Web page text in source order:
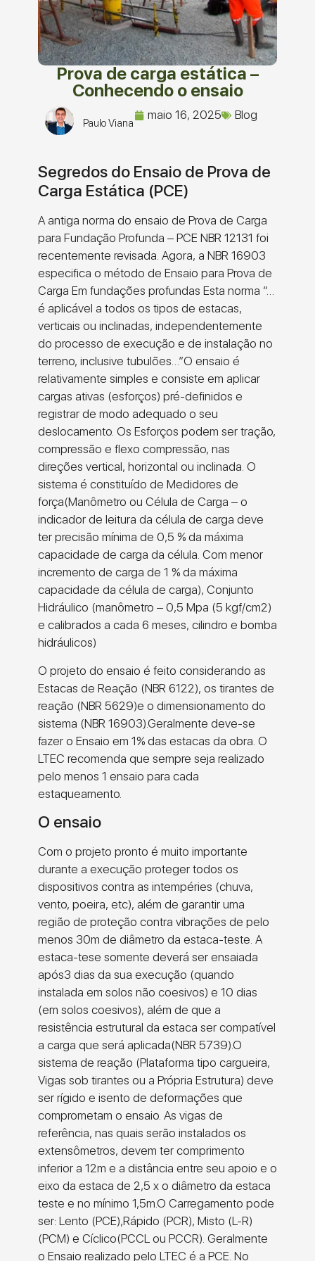
Prova de carga estática –
Conhecendo o ensaio
Paulo Viana
maio 16, 2025 Blog
Segredos do Ensaio de Prova de
Carga Estática (PCE)
A antiga norma do ensaio de Prova de Carga
para Fundação Profunda – PCE NBR 12131 foi
recentemente revisada. Agora, a NBR 16903
especifica o método de Ensaio para Prova de
Carga Em fundações profundas Esta norma “…
é aplicável a todos os tipos de estacas,
verticais ou inclinadas, independentemente
do processo de execução e de instalação no
terreno, inclusive tubulões…”O ensaio é
relativamente simples e consiste em aplicar
cargas ativas (esforços) pré-definidos e
registrar de modo adequado o seu
deslocamento. Os Esforços podem ser tração,
compressão e flexo compressão, nas
direções vertical, horizontal ou inclinada. O
sistema é constituído de Medidores de
força(Manômetro ou Célula de Carga – o
indicador de leitura da célula de carga deve
ter precisão mínima de 0,5 % da máxima
capacidade de carga da célula. Com menor
incremento de carga de 1 % da máxima
capacidade da célula de carga), Conjunto
Hidráulico (manômetro – 0,5 Mpa (5 kgf/cm2)
e calibrados a cada 6 meses, cilindro e bomba
hidráulicos)
O projeto do ensaio é feito considerando as
Estacas de Reação (NBR 6122), os tirantes de
reação (NBR 5629)e o dimensionamento do
sistema (NBR 16903).Geralmente deve-se
fazer o Ensaio em 1% das estacas da obra. O
LTEC recomenda que sempre seja realizado
pelo menos 1 ensaio para cada
estaqueamento.
O ensaio
Com o projeto pronto é muito importante
durante a execução proteger todos os
dispositivos contra as intempéries (chuva,
vento, poeira, etc), além de garantir uma
região de proteção contra vibrações de pelo
menos 30m de diâmetro da estaca-teste. A
estaca-tese somente deverá ser ensaiada
após3 dias da sua execução (quando
instalada em solos não coesivos) e 10 dias
(em solos coesivos), além de que a
resistência estrutural da estaca ser compatível
a carga que será aplicada(NBR 5739).O
sistema de reação (Plataforma tipo cargueira,
Vigas sob tirantes ou a Própria Estrutura) deve
ser rígido e isento de deformações que
comprometam o ensaio. As vigas de
referência, nas quais serão instalados os
extensômetros, devem ter comprimento
inferior a 12m e a distância entre seu apoio e o
eixo da estaca de 2,5 x o diâmetro da estaca
teste e no mínimo 1,5m.O Carregamento pode
ser: Lento (PCE),Rápido (PCR), Misto (L-R)
(PCM) e Cíclico(PCCL ou PCCR). Geralmente
o Ensaio realizado pelo LTEC é a PCE. No